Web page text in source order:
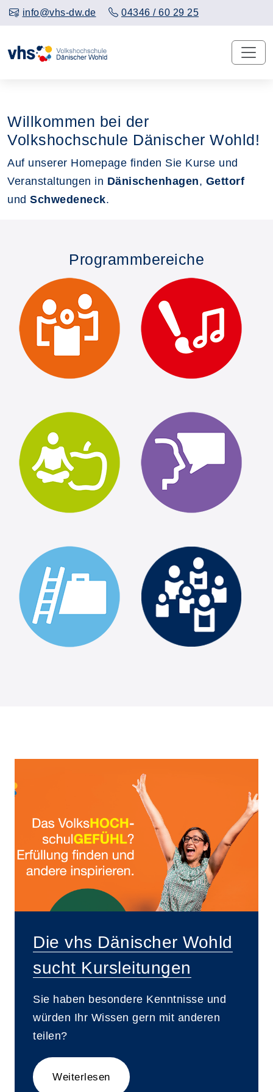
info@vhs-dw.de 04346 / 60 29 25
Willkommen bei der
Volkshochschule Dänischer Wohld!
Auf unserer Homepage finden Sie Kurse und
Veranstaltungen in Dänischenhagen, Gettorf
und Schwedeneck.
Programmbereiche
Die vhs Dänischer Wohld
sucht Kursleitungen
Sie haben besondere Kenntnisse und
würden Ihr Wissen gern mit anderen
teilen?
Weiterlesen